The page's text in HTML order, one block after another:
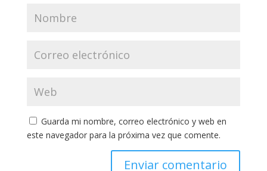
Guarda mi nombre, correo electrónico y web en
este navegador para la próxima vez que comente.